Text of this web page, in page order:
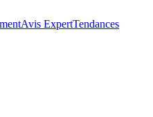
Avis ExpertTendances